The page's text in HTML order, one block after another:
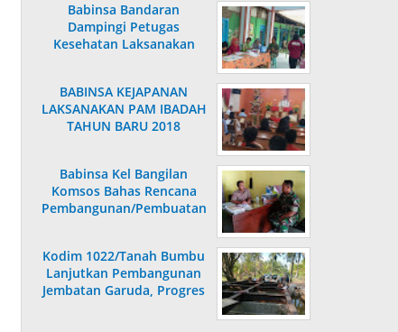
Babinsa Bandaran
Dampingi Petugas
Kesehatan Laksanakan
BABINSA KEJAPANAN
LAKSANAKAN PAM IBADAH
TAHUN BARU 2018
Babinsa Kel Bangilan
Komsos Bahas Rencana
Pembangunan/Pembuatan
Kodim 1022/Tanah Bumbu
Lanjutkan Pembangunan
Jembatan Garuda, Progres